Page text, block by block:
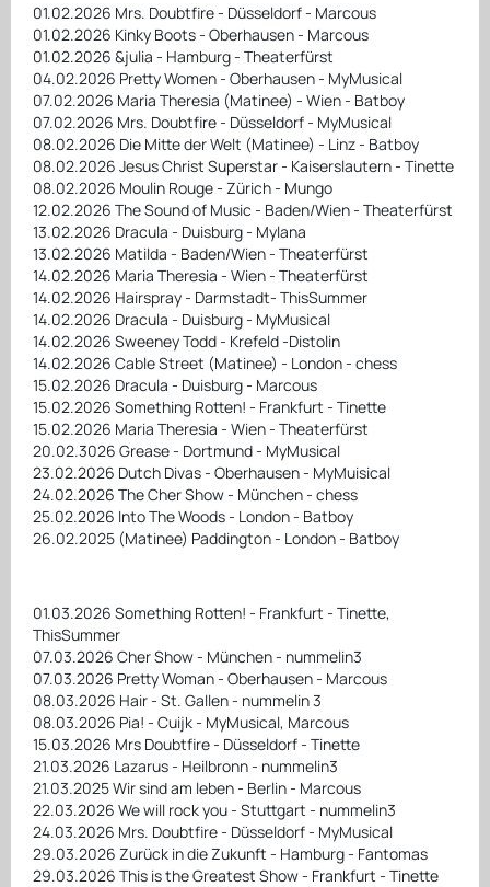
01.02.2026 Mrs. Doubtfire - Düsseldorf - Marcous
01.02.2026 Kinky Boots - Oberhausen - Marcous
01.02.2026 &julia - Hamburg - Theaterfürst
04.02.2026 Pretty Women - Oberhausen - MyMusical
07.02.2026 Maria Theresia (Matinee) - Wien - Batboy
07.02.2026 Mrs. Doubtfire - Düsseldorf - MyMusical
08.02.2026 Die Mitte der Welt (Matinee) - Linz - Batboy
08.02.2026 Jesus Christ Superstar - Kaiserslautern - Tinette
08.02.2026 Moulin Rouge - Zürich - Mungo
12.02.2026 The Sound of Music - Baden/Wien - Theaterfürst
13.02.2026 Dracula - Duisburg - Mylana
13.02.2026 Matilda - Baden/Wien - Theaterfürst
14.02.2026 Maria Theresia - Wien - Theaterfürst
14.02.2026 Hairspray - Darmstadt- ThisSummer
14.02.2026 Dracula - Duisburg - MyMusical
14.02.2026 Sweeney Todd - Krefeld -Distolin
14.02.2026 Cable Street (Matinee) - London - chess
15.02.2026 Dracula - Duisburg - Marcous
15.02.2026 Something Rotten! - Frankfurt - Tinette
15.02.2026 Maria Theresia - Wien - Theaterfürst
20.02.3026 Grease - Dortmund - MyMusical
23.02.2026 Dutch Divas - Oberhausen - MyMuisical
24.02.2026 The Cher Show - München - chess
25.02.2026 Into The Woods - London - Batboy
26.02.2025 (Matinee) Paddington - London - Batboy
01.03.2026 Something Rotten! - Frankfurt - Tinette,
ThisSummer
07.03.2026 Cher Show - München - nummelin3
07.03.2026 Pretty Woman - Oberhausen - Marcous
08.03.2026 Hair - St. Gallen - nummelin 3
08.03.2026 Pia! - Cuijk - MyMusical, Marcous
15.03.2026 Mrs Doubtfire - Düsseldorf - Tinette
21.03.2026 Lazarus - Heilbronn - nummelin3
21.03.2025 Wir sind am leben - Berlin - Marcous
22.03.2026 We will rock you - Stuttgart - nummelin3
24.03.2026 Mrs. Doubtfire - Düsseldorf - MyMusical
29.03.2026 Zurück in die Zukunft - Hamburg - Fantomas
29.03.2026 This is the Greatest Show - Frankfurt - Tinette